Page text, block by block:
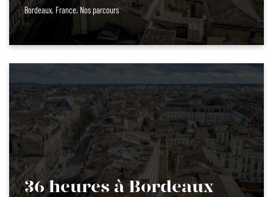
Bordeaux, France, Nos parcours
36 heures à Bordeaux